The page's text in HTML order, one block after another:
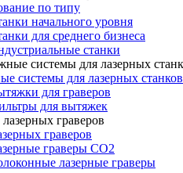
по типу
начального уровня
для среднего бизнеса
станки
системы для лазерных станков
для граверов
для вытяжек
граверов
граверы СО2
лазерные граверы